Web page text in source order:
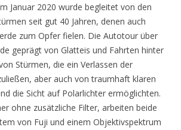
Januar 2020 wurde begleitet von den
seit gut 40 Jahren, denen auch
zum Opfer fielen. Die Autotour über
geprägt von Glatteis und Fahrten hinter
Stürmen, die ein Verlassen der
aber auch von traumhaft klaren
die Sicht auf Polarlichter ermöglichten.
ohne zusätzliche Filter, arbeiten beide
von Fuji und einem Objektivspektrum